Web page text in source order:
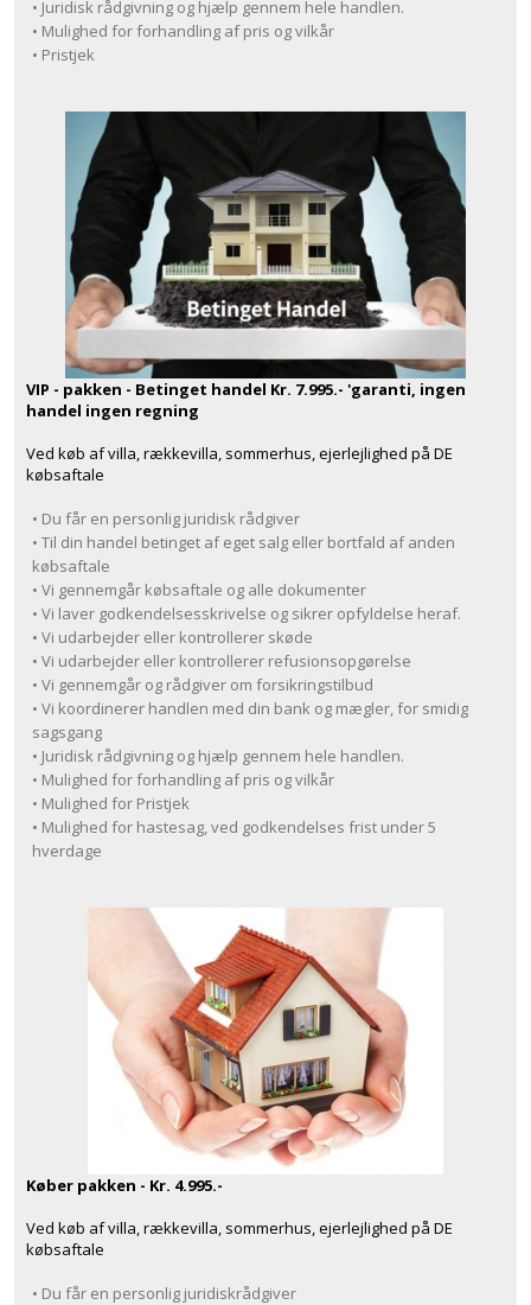
• Juridisk rådgivning og hjælp gennem hele handlen.
• Mulighed for forhandling af pris og vilkår
• Pristjek
VIP - pakken - Betinget handel Kr. 7.995.- 'garanti, ingen
handel ingen regning
Ved køb af villa, rækkevilla, sommerhus, ejerlejlighed på DE
købsaftale
• Du får en personlig juridisk rådgiver
• Til din handel betinget af eget salg eller bortfald af anden
købsaftale
• Vi gennemgår købsaftale og alle dokumenter
• Vi laver godkendelsesskrivelse og sikrer opfyldelse heraf.
• Vi udarbejder eller kontrollerer skøde
• Vi udarbejder eller kontrollerer refusionsopgørelse
• Vi gennemgår og rådgiver om forsikringstilbud
• Vi koordinerer handlen med din bank og mægler, for smidig
sagsgang
• Juridisk rådgivning og hjælp gennem hele handlen.
• Mulighed for forhandling af pris og vilkår
• Mulighed for Pristjek
• Mulighed for hastesag, ved godkendelses frist under 5
hverdage
Køber pakken - Kr. 4.995.-
Ved køb af villa, rækkevilla, sommerhus, ejerlejlighed på DE
købsaftale
• Du får en personlig juridiskrådgiver